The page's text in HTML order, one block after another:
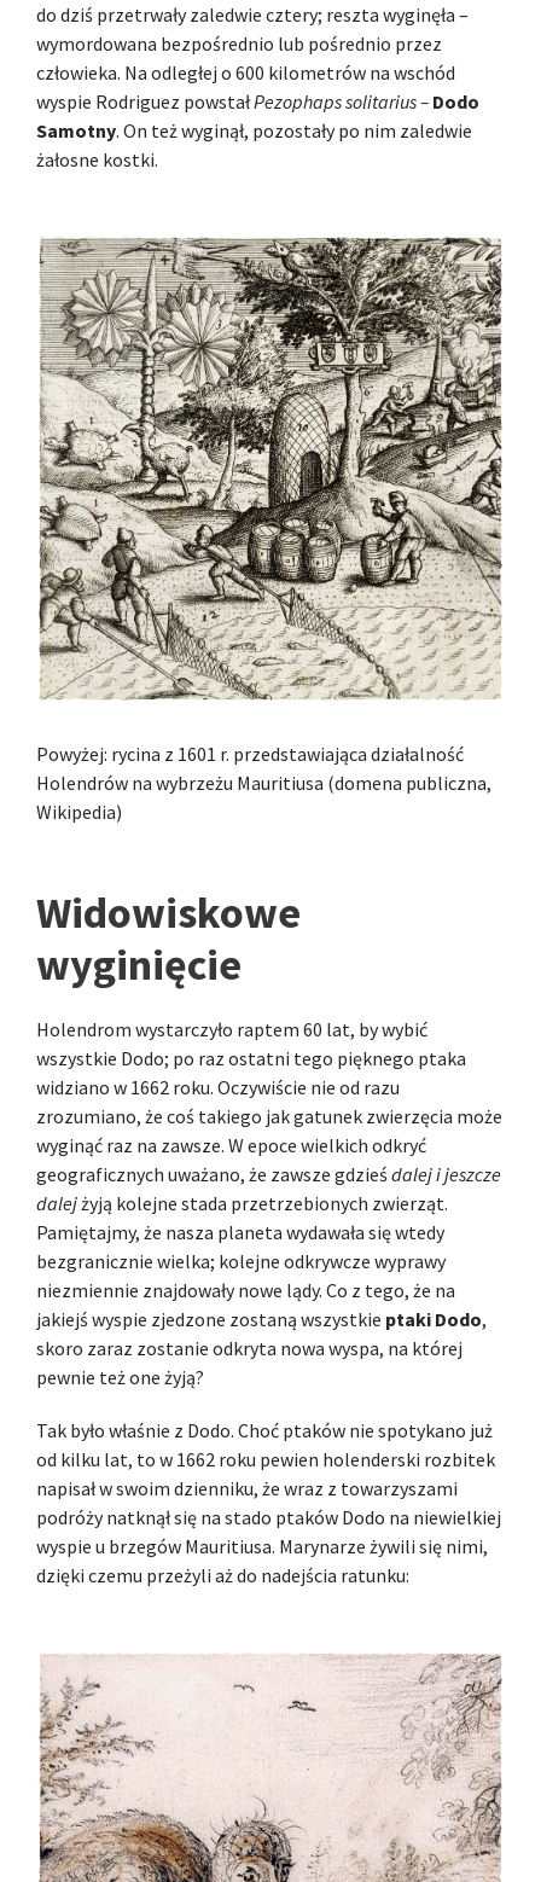
do dziś przetrwały zaledwie cztery; reszta wyginęła –
wymordowana bezpośrednio lub pośrednio przez
człowieka. Na odległej o 600 kilometrów na wschód
wyspie Rodriguez powstałPezophaps solitarius – Dodo
Samotny. On też wyginął, pozostały po nim zaledwie
żałosne kostki.
Powyżej: rycina z 1601 r. przedstawiająca działalność
Holendrów na wybrzeżu Mauritiusa (domena publiczna,
Wikipedia)
Widowiskowe
wyginięcie
Holendrom wystarczyło raptem 60 lat, by wybić
wszystkie Dodo; po raz ostatni tego pięknego ptaka
widziano w 1662 roku. Oczywiście nie od razu
zrozumiano, że coś takiego jak gatunek zwierzęcia może
wyginąć raz na zawsze. W epoce wielkich odkryć
geograficznych uważano, że zawsze gdzieśdalej i jeszcze
dalejżyją kolejne stada przetrzebionych zwierząt.
Pamiętajmy, że nasza planeta wydawała się wtedy
bezgranicznie wielka; kolejne odkrywcze wyprawy
niezmiennie znajdowały nowe lądy. Co z tego, że na
jakiejś wyspie zjedzone zostaną wszystkie ptaki Dodo,
skoro zaraz zostanie odkryta nowa wyspa, na której
pewnie też one żyją?
Tak było właśnie z Dodo. Choć ptaków nie spotykano już
od kilku lat, to w 1662 roku pewien holenderski rozbitek
napisał w swoim dzienniku, że wraz z towarzyszami
podróży natknął się na stado ptaków Dodo na niewielkiej
wyspie u brzegów Mauritiusa. Marynarze żywili się nimi,
dzięki czemu przeżyli aż do nadejścia ratunku: